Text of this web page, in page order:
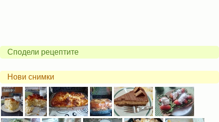
Сподели рецептите
Нови снимки